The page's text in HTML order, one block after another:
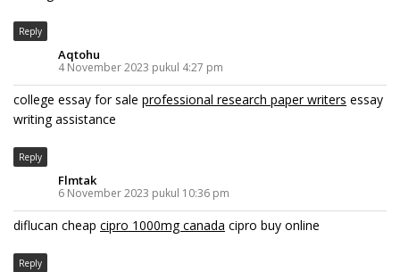
Reply
Aqtohu
4 November 2023 pukul 4:27 pm
college essay for sale professional research paper writers essay
writing assistance
Reply
Flmtak
6 November 2023 pukul 10:36 pm
diflucan cheap cipro 1000mg canada cipro buy online
Reply